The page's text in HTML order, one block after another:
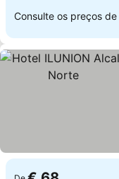
Consulte os preços de